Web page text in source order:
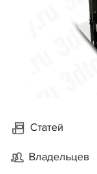
Статей
Владельцев